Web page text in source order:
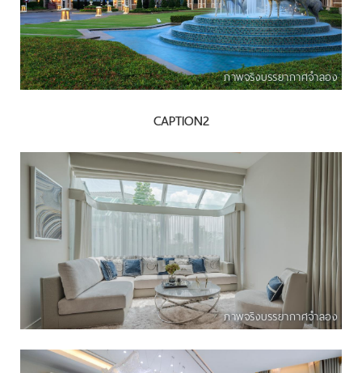
ภาพจริงบรรยากาศจำลอง
CAPTION2
ภาพจริงบรรยากาศจำลอง